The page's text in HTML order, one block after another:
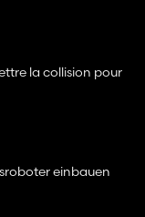
la collision pour
einbauen